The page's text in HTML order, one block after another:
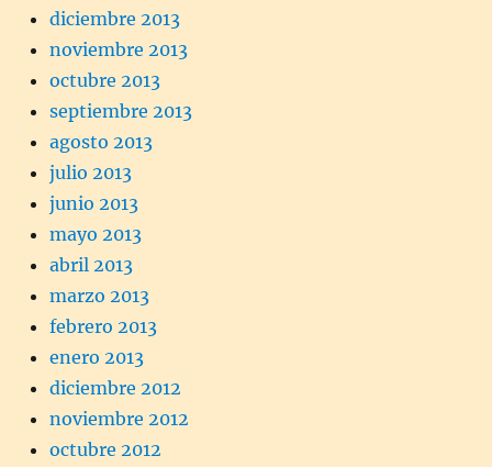
diciembre 2013
noviembre 2013
octubre 2013
septiembre 2013
agosto 2013
julio 2013
junio 2013
mayo 2013
abril 2013
marzo 2013
febrero 2013
enero 2013
diciembre 2012
noviembre 2012
octubre 2012